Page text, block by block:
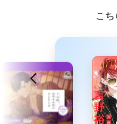
このトラックが収録された
http://
©『プラチナコール～ホス
こ